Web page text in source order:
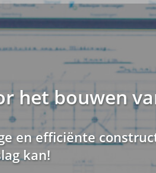
het bouwen
en efficiënte
kan!